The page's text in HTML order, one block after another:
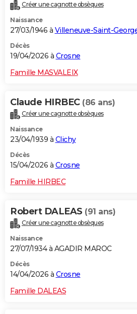
Créer une cagnotte obsèques
Naissance
27/03/1946 à Villeneuve-Saint-
Décès
19/04/2026 à Crosne
Famille MASVALEIX
Claude HIRBEC (86 ans)
Créer une cagnotte obsèques
Naissance
23/04/1939 à Clichy
Décès
15/04/2026 à Crosne
Famille HIRBEC
Robert DALEAS (91 ans)
Créer une cagnotte obsèques
Naissance
27/07/1934 à AGADIR MAROC
Décès
14/04/2026 à Crosne
Famille DALEAS